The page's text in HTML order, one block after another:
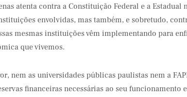
atenta contra a Constituição Federal e a Estadual
envolvidas, mas também, e sobretudo,
mesmas instituições vêm implementando para
que vivemos.
nem as universidades públicas paulistas nem a
financeiras necessárias ao seu funcionamento